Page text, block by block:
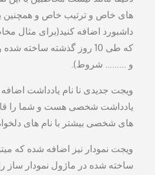
های خاص و ترتیب خاص و همچنین با
داشبورد اضافه کنید(برای مثال
که طی 10 روز گذشته ساخته
و ……… شروط).
ویجت جدیدی نا نام یادداشت اضافه
یادداشت شخصی هست و شما را
های شخصی بیشتر با نام های
ویجت نمودار نیز اضافه شده که
ساخته شده در ماژول نمودار ساز